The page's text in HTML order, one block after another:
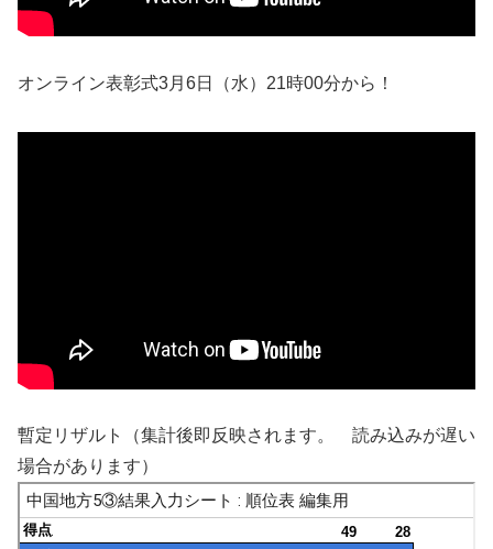
オンライン表彰式3月6日（水）21時00分から！
暫定リザルト（集計後即反映されます。 読み込みが遅い
場合があります）